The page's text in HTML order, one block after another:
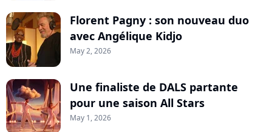
Florent Pagny : son nouveau duo
avec Angélique Kidjo
May 2, 2026
Une finaliste de DALS partante
pour une saison All Stars
May 1, 2026